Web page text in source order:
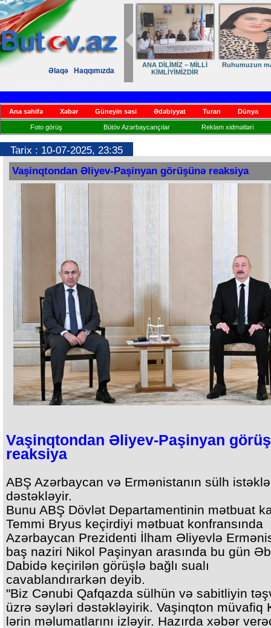
Əlaqə Haqqımızda
– MİLLİ
DİLİMİZ – MİLLİ
KİMLİYİMİZ,
Elmanın öz
Ana səhifə Xəbər Güneyin səsi Ədəbiyyat Turan Dünya
Foto görüş Bütöv Azərbaycançılar Reklam xidmətləri
Tarix : 10-07-2025, 23:35
Vaşinqtondan Əliyev-Paşinyan görüşünə reaksiya
Vaşinqtondan Əliyev-Paşinyan
reaksiya
ABŞ Azərbaycan və Ermənistanın sülh
dəstəkləyir.
Bunu ABŞ Dövlət Departamentinin mətbuat
Temmi Bryus keçirdiyi mətbuat konfransında
Azərbaycan Prezidenti İlham Əliyevlə
baş naziri Nikol Paşinyan arasında bu gün
Dabidə keçirilən görüşlə bağlı sualı
cavablandırarkən deyib.
"Biz Cənubi Qafqazda sülhün və sabitliyin
üzrə səyləri dəstəkləyirik. Vaşinqton müvafiq
lərin məlumatlarını izləyir. Hazırda xəbər